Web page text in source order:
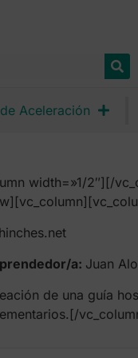
Aceleración
width=»1/2″][/
a: Juan
de una guía